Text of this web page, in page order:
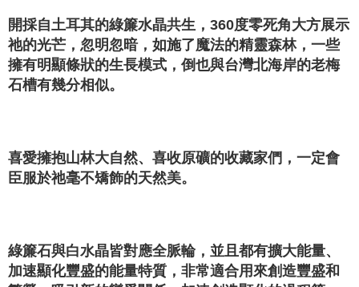
NT$80/pesanan | Penghantaran percuma untuk pesanan
NT$3,000 atau lebih
付款後門市自取
Penghantaran percuma
開採自土耳其的綠簾水晶共生，360度零死角大方展示
祂的光芒，忽明忽暗，如施了魔法的精靈森林，一些
擁有明顯條狀的生長模式，倒也與台灣北海岸的老梅
石槽有幾分相似。
喜愛擁抱山林大自然、喜收原礦的收藏家們，一定會
臣服於祂毫不矯飾的天然美。
綠簾石與白水晶皆對應全脈輪，並且都有擴大能量、
加速顯化豐盛的能量特質，非常適合用來創造豐盛和